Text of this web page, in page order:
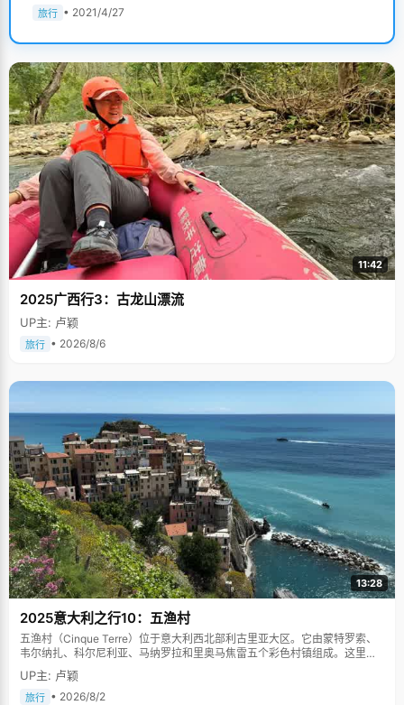
旅行 • 2021/4/27
11:42
2025广西行3：古龙山漂流
UP主: 卢颖
旅行 • 2026/8/6
13:28
2025意大利之行10：五渔村
五渔村（Cinque Terre）位于意大利西北部利古里亚大区。它由蒙特罗索、
韦尔纳扎、科尔尼利亚、马纳罗拉和里奥马焦雷五个彩色村镇组成。这里依
山傍海，房屋色彩斑斓，1997年被列为世界文化遗产。
UP主: 卢颖
旅行 • 2026/8/2